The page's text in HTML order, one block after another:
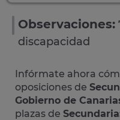
Observaciones:
discapacidad
Infórmate ahora
oposiciones de
Gobierno de
plazas de